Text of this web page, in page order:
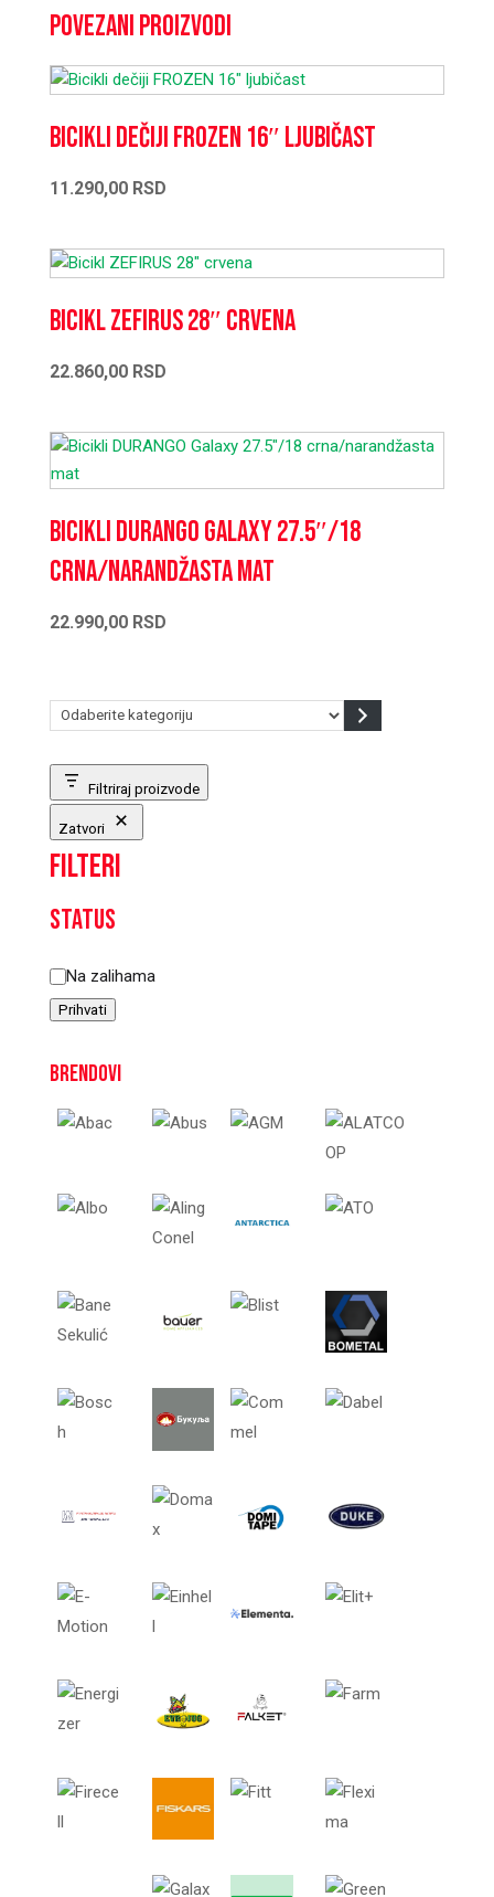
Povezani proizvodi
Bicikli dečiji FROZEN 16″ ljubičast
11.290,00 RSD
Bicikl ZEFIRUS 28″ crvena
22.860,00 RSD
Bicikli DURANGO Galaxy 27.5″/18
crna/narandžasta mat
22.990,00 RSD
Odaberite
Filtriraj proizvode
Zatvori
Filteri
Status
Status
Na zalihama
Prihvati
Brendovi